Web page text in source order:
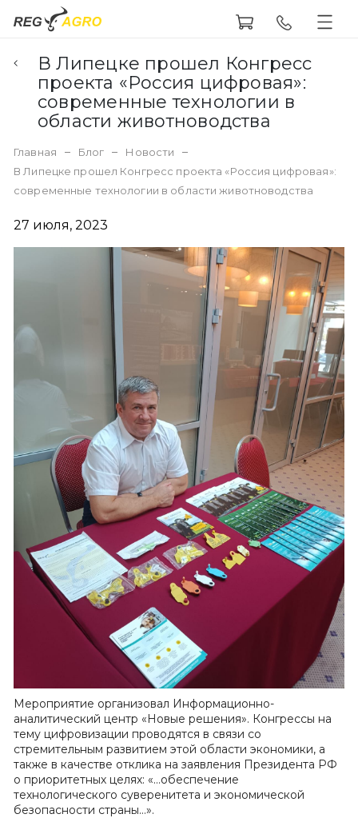
В Липецке прошел Конгресс
проекта «Россия цифровая»:
современные технологии в
области животноводства
Главная Блог
Новости
В Липецке прошел Конгресс проекта «Россия цифровая»:
современные технологии в области животноводства
27 июля, 2023
Мероприятие организовал Информационно-
аналитический центр «Новые решения». Конгрессы на
тему цифровизации проводятся в связи со
стремительным развитием этой области экономики, а
также в качестве отклика на заявления Президента РФ
о приоритетных целях: «…обеспечение
технологического суверенитета и экономической
безопасности страны…».